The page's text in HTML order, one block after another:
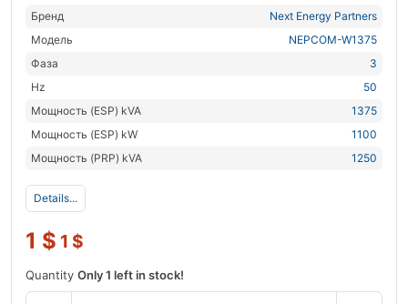
Бренд
Next Energy Partners
Модель
NEPCOM-W1375
Фаза
3
Hz
50
Мощность (ESP) kVA
1375
Мощность (ESP) kW
1100
Мощность (PRP) kVA
1250
Details...
1 $ 1 $
Quantity Only 1 left in stock!